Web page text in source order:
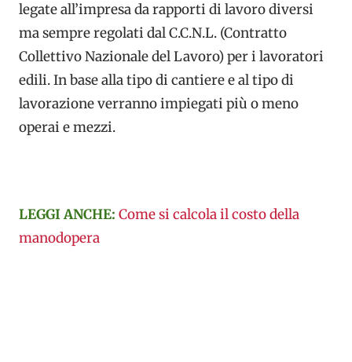
legate all’impresa da rapporti di lavoro diversi
ma sempre regolati dal C.C.N.L. (Contratto
Collettivo Nazionale del Lavoro) per i lavoratori
edili. In base alla tipo di cantiere e al tipo di
lavorazione verranno impiegati più o meno
operai e mezzi.
LEGGI ANCHE: Come si calcola il costo della
manodopera